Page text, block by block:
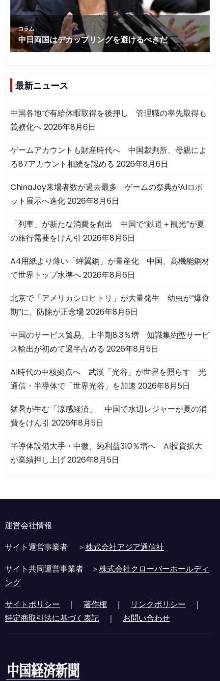
最新ニュース
中国各地で有給休暇取得を後押し 管理職の率先取得も
義務化へ2026年8月6日
ゲームアカウントも財産時代へ 中国裁判所、母親によ
る87アカウント相続を認める 2026年8月6日
ChinaJoy来場者数が過去最多 ゲームの祭典がAIロボ
ット展示へ進化2026年8月6日
「列車」が新たな消費を創出 中国で“鉄道＋観光”が夏
の旅行需要をけん引 2026年8月6日
A4用紙より薄い「蝉翼鋼」が量産化 中国、高機能鋼材
で世界トップ水準へ2026年8月6日
北京で「アメリカシロヒトリ」が大量発生 幼虫が“爆食
期”に、防除が正念場2026年8月6日
中国のサービス貿易、上半期8.3％増 知識集約型サービ
ス輸出が初めて過半占める 2026年8月5日
AI時代の中核拠点へ 武漢「光谷」が世界を照らす 光
通信・半導体で「世界光谷」を加速 2026年8月5日
猛暑が生む「涼感経済」 中国で水辺レジャーが夏の消
費をけん引 2026年8月5日
半導体設備大手・中微、純利益310％増へ AI投資拡大
が業績押し上げ2026年8月5日
運営会社情報
サイト運営事業者 ＞株式会社アジア通信社
サイト共同運営事業者 ＞株式会社クローバーホールディ
ング
サイトポリシー ｜ 著作権 ｜ リンクポリシー ｜
特定商取引法に基づく表記 ｜ お問い合わせ